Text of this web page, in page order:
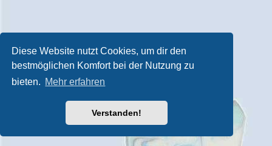
Diese Website nutzt Cookies, um dir den
bestmöglichen Komfort bei der Nutzung zu
bieten. Mehr erfahren
Verstanden!